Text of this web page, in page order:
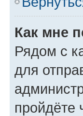
Как мне
Рядом с
для
пройдёте